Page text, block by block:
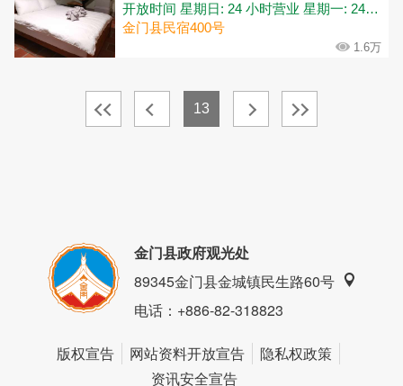
开放时间 星期日: 24 小时营业 星期一: 24 小时营业 星期二: 24 小时营业 星期三: 24 小时营业 星期四: 24 小时营业 星期五: 24 小时营业 星期六: 24 小时营业
金门县民宿400号
1.6万
13
金门县政府观光处
89345金门县金城镇民生路60号
电话：+886-82-318823
版权宣告 网站资料开放宣告
隐私权政策
资讯安全宣告